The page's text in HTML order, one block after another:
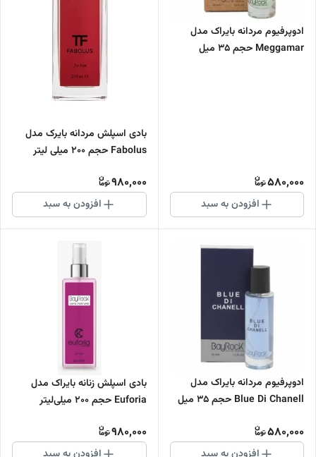
ادوپرفیوم مردانه بایراک مدل
Meggamar حجم 35 میل
580,000
افزودن به سبد
بادی اسپلش مردانه بایرک مدل
Fabolus حجم ۲۰۰ میلی لیتر
980,000
افزودن به سبد
ادوپرفیوم مردانه بایراک مدل
Blue Di Chanell حجم 35 میل
580,000
بادی اسپلش زنانه بایراک مدل
Euforia حجم 200 میلی‌لیتر
980,000